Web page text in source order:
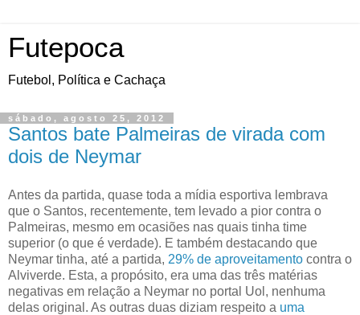
Futepoca
Futebol, Política e Cachaça
sábado, agosto 25, 2012
Santos bate Palmeiras de virada com
dois de Neymar
Antes da partida, quase toda a mídia esportiva lembrava
que o Santos, recentemente, tem levado a pior contra o
Palmeiras, mesmo em ocasiões nas quais tinha time
superior (o que é verdade). E também destacando que
Neymar tinha, até a partida, 29% de aproveitamento contra o
Alviverde. Esta, a propósito, era uma das três matérias
negativas em relação a Neymar no portal Uol, nenhuma
delas original. As outras duas diziam respeito a uma